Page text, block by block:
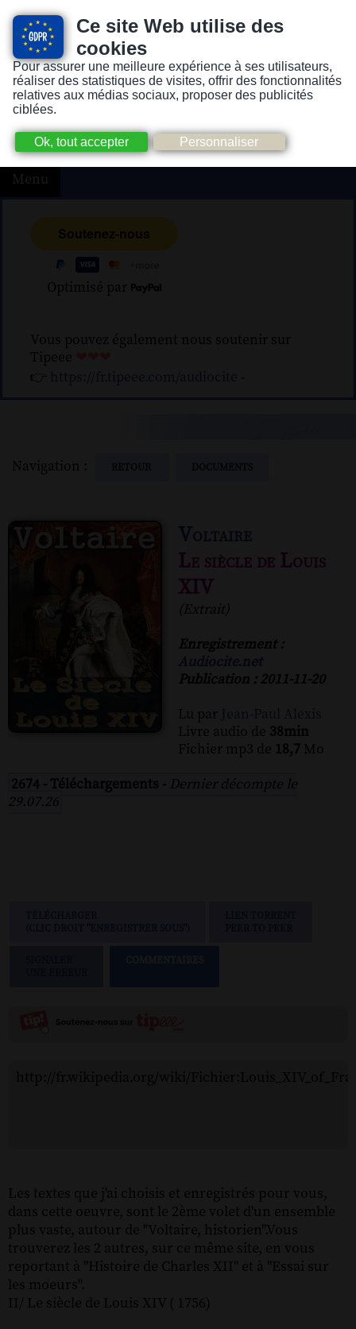
Ce site Web utilise des
cookies
Pour assurer une meilleure expérience à ses utilisateurs,
réaliser des statistiques de visites, offrir des fonctionnalités
relatives aux médias sociaux, proposer des publicités
ciblées.
Version pour personnes mal-voyantes ou non-voyantes
Menu
Optimisé par
Vous pouvez également nous soutenir sur
Tipeee
👉
-
Navigation :
Le siècle de Louis
XIV
(Extrait)
Enregistrement :
Publication : 2011-11-20
Lu par
Livre audio de 38min
Fichier mp3 de 18,7 Mo
2674 - Téléchargements - Dernier décompte le
29.07.26
Les textes que j'ai choisis et enregistrés pour vous,
dans cette oeuvre, sont le 2ème volet d'un ensemble
plus vaste, autour de "Voltaire, historien".Vous
trouverez les 2 autres, sur ce même site, en vous
reportant à "Histoire de Charles XII" et à "Essai sur
les moeurs".
II/ Le siècle de Louis XIV ( 1756)